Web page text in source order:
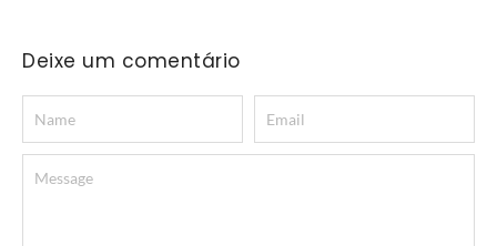
Deixe um comentário